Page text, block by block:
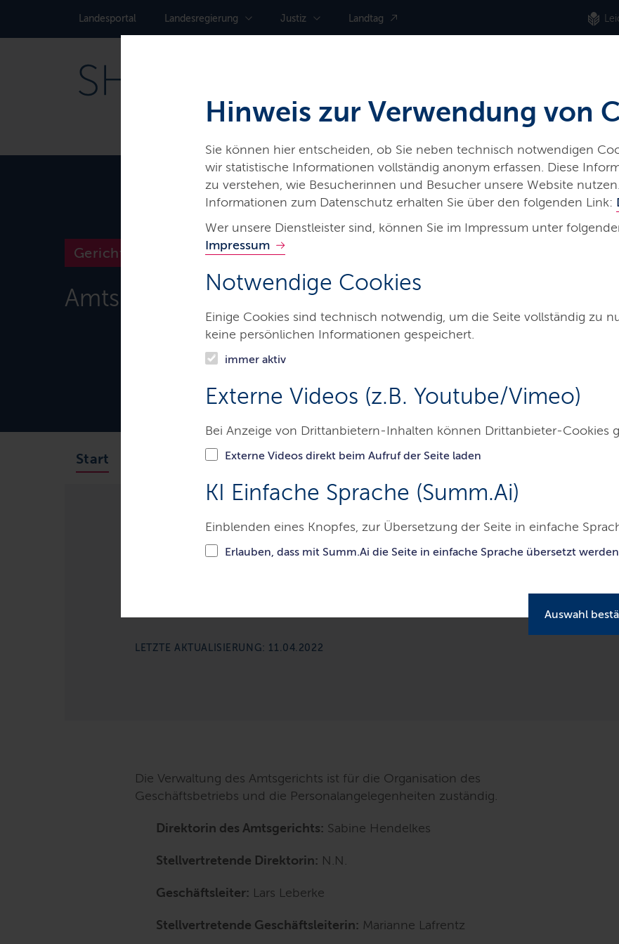
Hinweis zur Verwendung von
Sie können hier entscheiden, ob Sie neben technisch notwendigen
wir statistische Informationen vollständig anonym erfassen. Diese
zu verstehen, wie Besucherinnen und Besucher unsere Website
Informationen zum Datenschutz erhalten Sie über den folgenden Link:
Wer unsere Dienstleister sind, können Sie im Impressum unter
Impressum
Notwendige Cookies
Einige Cookies sind technisch notwendig, um die Seite vollständig zu
keine persönlichen Informationen gespeichert.
immer aktiv
Externe Videos (z.B. Youtube/Vimeo)
Bei Anzeige von Drittanbietern-Inhalten können Drittanbieter-Cookies
Externe Videos direkt beim Aufruf der Seite laden
KI Einfache Sprache (Summ.Ai)
Einblenden eines Knopfes, zur Übersetzung der Seite in einfache
Erlauben, dass mit Summ.Ai die Seite in einfache Sprache übersetzt
Auswahl
Landes­portal Landes­regierung Justiz Landtag
Amtsgericht Eutin
Gerichte & Justizbehörden
Start Das Gericht Aufgaben Besucher & Service Ausbildung & Beruf
Gerichte & Justizbehörden Amtsgericht Eutin Das Gericht Behördenleitung
LETZTE AKTUALISIERUNG: 11.04.2022
Die Verwaltung des Amtsgerichts ist für die Organisation des
Geschäftsbetriebs und die Personalangelegenheiten zuständig.
Direktorin des Amtsgerichts: Sabine Hendelkes
Stellvertretende Direktorin: N.N.
Geschäftsleiter: Lars Leberke
Stellvertretende Geschäftsleiterin: Marianne Lafrentz